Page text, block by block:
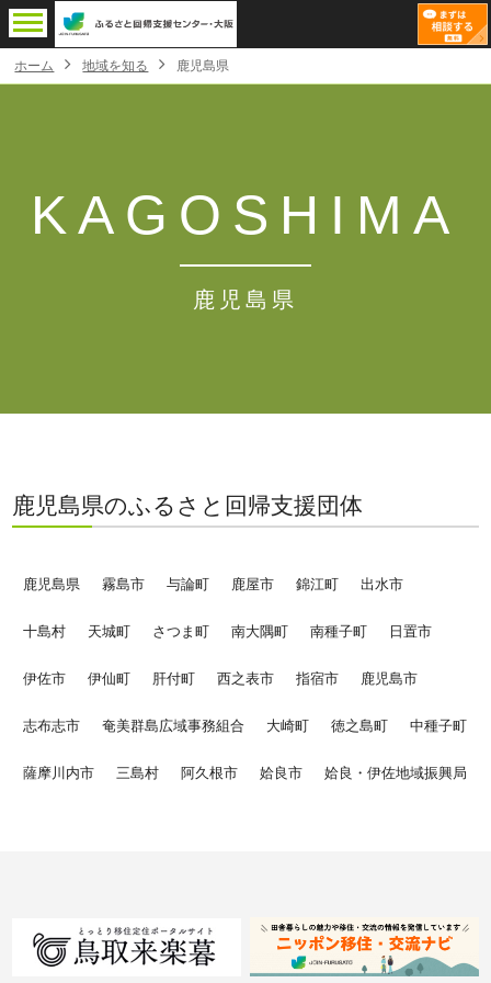
ホーム 地域を知る 鹿児島県
KAGOSHIMA
鹿児島県
鹿児島県のふるさと回帰支援団体
鹿児島県 霧島市 与論町 鹿屋市 錦江町 出水市
十島村 天城町 さつま町 南大隅町 南種子町 日置市
伊佐市 伊仙町 肝付町 西之表市 指宿市 鹿児島市
志布志市 奄美群島広域事務組合 大崎町 徳之島町 中種子町
薩摩川内市 三島村 阿久根市 姶良市 姶良・伊佐地域振興局